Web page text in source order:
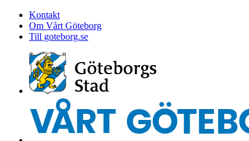
Kontakt
Om Vårt Göteborg
Till goteborg.se